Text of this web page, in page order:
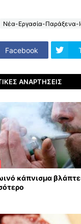
Νέα-Εργασία-Παράξενα-
Facebook
ΑΝΑΡΤΉΣΕΙΣ
κάπνισμα